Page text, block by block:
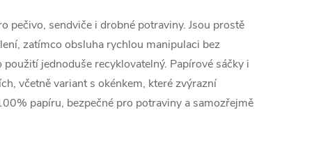
pečivo, sendviče i drobné potraviny. Jsou prostě
zatímco obsluha rychlou manipulaci bez
jednoduše recyklovatelný. Papírové sáčky i
včetně variant s okénkem, které zvýrazní
papíru, bezpečné pro potraviny a samozřejmě